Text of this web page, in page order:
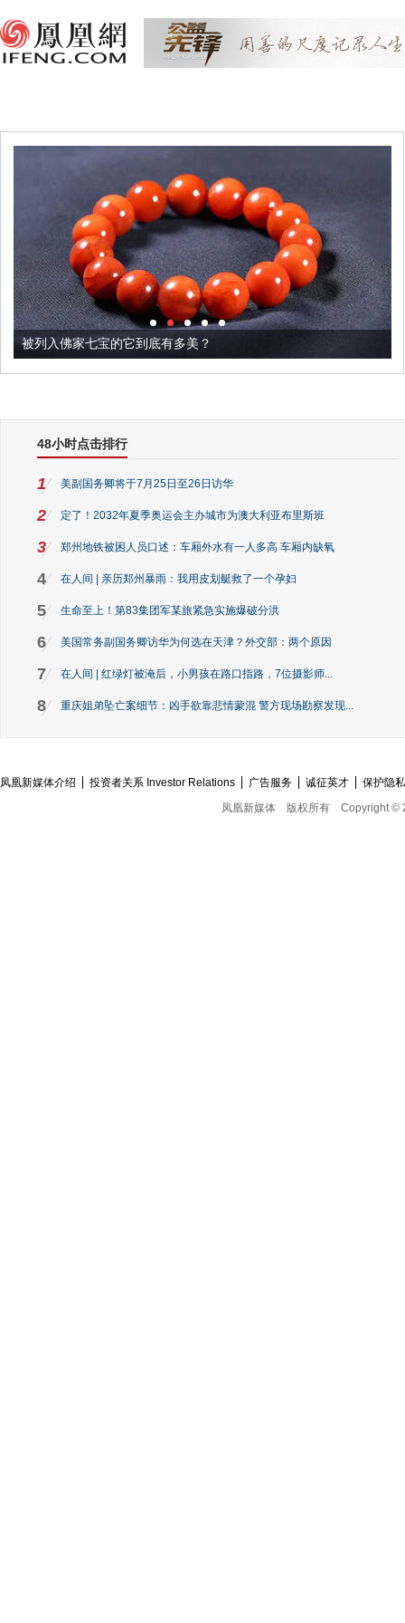
被列入佛家七宝的它到底有多美？
48小时点击排行
1 美副国务卿将于7月25日至26日访华
2 定了！2032年夏季奥运会主办城市为澳大利亚布里斯班
3 郑州地铁被困人员口述：车厢外水有一人多高 车厢内缺氧
4 在人间 | 亲历郑州暴雨：我用皮划艇救了一个孕妇
5 生命至上！第83集团军某旅紧急实施爆破分洪
6 美国常务副国务卿访华为何选在天津？外交部：两个原因
7 在人间 | 红绿灯被淹后，小男孩在路口指路，7位摄影师...
8 重庆姐弟坠亡案细节：凶手欲靠悲情蒙混 警方现场勘察发现...
凤凰新媒体介绍 投资者关系 Investor Relations 广告服务 诚征英才
保护隐
凤凰新媒体
版权所有 Copyright ©